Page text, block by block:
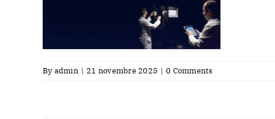
By admin | 21 novembre 2025 | 0 Comments